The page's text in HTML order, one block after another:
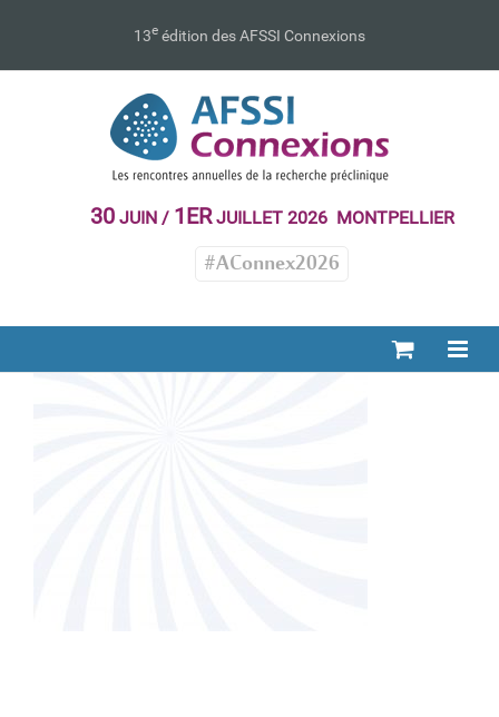
13e édition des AFSSI Connexions
30JUIN / 1ERJUILLET 2026 MONTPELLIER
#AConnex2026